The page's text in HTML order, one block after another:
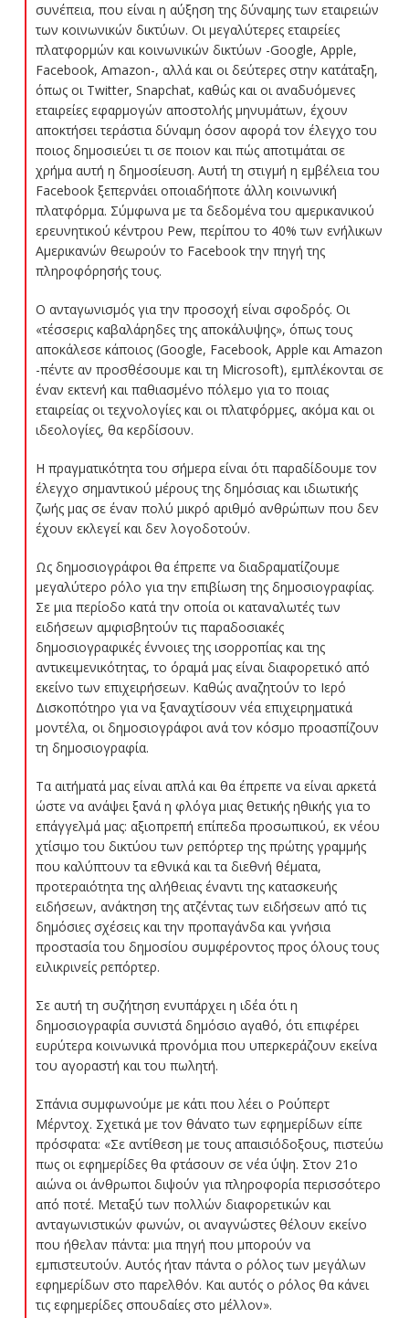
συνέπεια, που είναι η αύξηση της δύναμης των εταιρειών
των κοινωνικών δικτύων. Οι μεγαλύτερες εταιρείες
πλατφορμών και κοινωνικών δικτύων -Google, Apple,
Facebook, Amazon-, αλλά και οι δεύτερες στην κατάταξη,
όπως οι Twitter, Snapchat, καθώς και οι αναδυόμενες
εταιρείες εφαρμογών αποστολής μηνυμάτων, έχουν
αποκτήσει τεράστια δύναμη όσον αφορά τον έλεγχο του
ποιος δημοσιεύει τι σε ποιον και πώς αποτιμάται σε
χρήμα αυτή η δημοσίευση. Αυτή τη στιγμή η εμβέλεια του
Facebook ξεπερνάει οποιαδήποτε άλλη κοινωνική
πλατφόρμα. Σύμφωνα με τα δεδομένα του αμερικανικού
ερευνητικού κέντρου Pew, περίπου το 40% των ενήλικων
Αμερικανών θεωρούν το Facebook την πηγή της
πληροφόρησής τους.
Ο ανταγωνισμός για την προσοχή είναι σφοδρός. Οι
«τέσσερις καβαλάρηδες της αποκάλυψης», όπως τους
αποκάλεσε κάποιος (Google, Facebook, Apple και Amazon
-πέντε αν προσθέσουμε και τη Microsoft), εμπλέκονται σε
έναν εκτενή και παθιασμένο πόλεμο για το ποιας
εταιρείας οι τεχνολογίες και οι πλατφόρμες, ακόμα και οι
ιδεολογίες, θα κερδίσουν.
Η πραγματικότητα του σήμερα είναι ότι παραδίδουμε τον
έλεγχο σημαντικού μέρους της δημόσιας και ιδιωτικής
ζωής μας σε έναν πολύ μικρό αριθμό ανθρώπων που δεν
έχουν εκλεγεί και δεν λογοδοτούν.
Ως δημοσιογράφοι θα έπρεπε να διαδραματίζουμε
μεγαλύτερο ρόλο για την επιβίωση της δημοσιογραφίας.
Σε μια περίοδο κατά την οποία οι καταναλωτές των
ειδήσεων αμφισβητούν τις παραδοσιακές
δημοσιογραφικές έννοιες της ισορροπίας και της
αντικειμενικότητας, το όραμά μας είναι διαφορετικό από
εκείνο των επιχειρήσεων. Καθώς αναζητούν το Ιερό
Δισκοπότηρο για να ξαναχτίσουν νέα επιχειρηματικά
μοντέλα, οι δημοσιογράφοι ανά τον κόσμο προασπίζουν
τη δημοσιογραφία.
Τα αιτήματά μας είναι απλά και θα έπρεπε να είναι αρκετά
ώστε να ανάψει ξανά η φλόγα μιας θετικής ηθικής για το
επάγγελμά μας: αξιοπρεπή επίπεδα προσωπικού, εκ νέου
χτίσιμο του δικτύου των ρεπόρτερ της πρώτης γραμμής
που καλύπτουν τα εθνικά και τα διεθνή θέματα,
προτεραιότητα της αλήθειας έναντι της κατασκευής
ειδήσεων, ανάκτηση της ατζέντας των ειδήσεων από τις
δημόσιες σχέσεις και την προπαγάνδα και γνήσια
προστασία του δημοσίου συμφέροντος προς όλους τους
ειλικρινείς ρεπόρτερ.
Σε αυτή τη συζήτηση ενυπάρχει η ιδέα ότι η
δημοσιογραφία συνιστά δημόσιο αγαθό, ότι επιφέρει
ευρύτερα κοινωνικά προνόμια που υπερκεράζουν εκείνα
του αγοραστή και του πωλητή.
Σπάνια συμφωνούμε με κάτι που λέει ο Ρούπερτ
Μέρντοχ. Σχετικά με τον θάνατο των εφημερίδων είπε
πρόσφατα: «Σε αντίθεση με τους απαισιόδοξους, πιστεύω
πως οι εφημερίδες θα φτάσουν σε νέα ύψη. Στον 21ο
αιώνα οι άνθρωποι διψούν για πληροφορία περισσότερο
από ποτέ. Μεταξύ των πολλών διαφορετικών και
ανταγωνιστικών φωνών, οι αναγνώστες θέλουν εκείνο
που ήθελαν πάντα: μια πηγή που μπορούν να
εμπιστευτούν. Αυτός ήταν πάντα ο ρόλος των μεγάλων
εφημερίδων στο παρελθόν. Και αυτός ο ρόλος θα κάνει
τις εφημερίδες σπουδαίες στο μέλλον».